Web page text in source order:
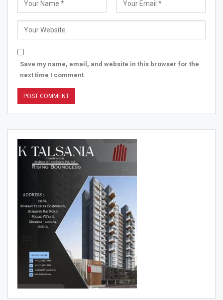
Save my name, email, and website in this browser for the
next time I comment.